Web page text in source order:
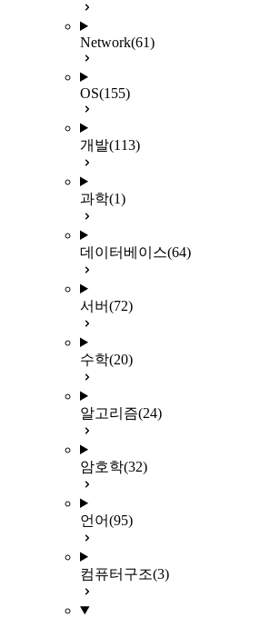
Network(61)
OS(155)
개발(113)
과학(1)
데이터베이스(64)
서버(72)
수학(20)
알고리즘(24)
암호학(32)
언어(95)
컴퓨터구조(3)